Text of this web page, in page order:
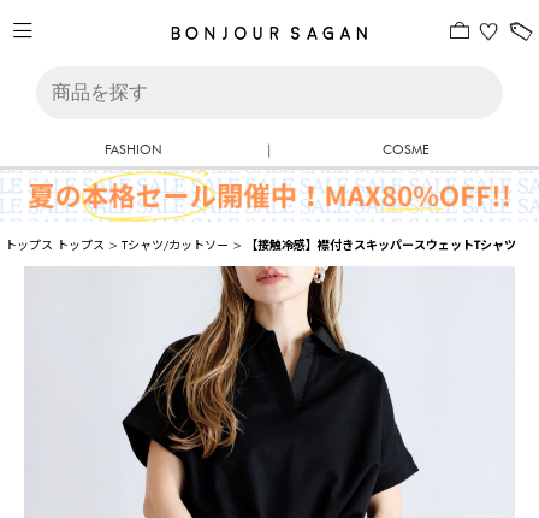
FASHION | COSME
トップス トップス >Tシャツ/カットソー > 【接触冷感】襟付きスキッパースウェットTシャツ